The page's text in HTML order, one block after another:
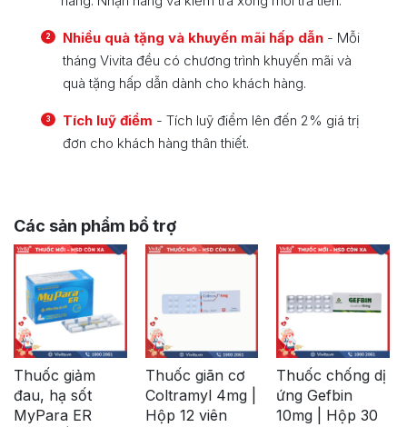
2 Nhiều quà tặng và khuyến mãi hấp dẫn - Mỗi
tháng Vivita đều có chương trình khuyến mãi và
quà tặng hấp dẫn dành cho khách hàng.
3 Tích luỹ điểm - Tích luỹ điểm lên đến 2% giá trị
đơn cho khách hàng thân thiết.
Các sản phẩm bổ trợ
Thuốc giảm
đau, hạ sốt
MyPara ER
Thuốc giãn cơ
Coltramyl 4mg |
Hộp 12 viên
Thuốc chống dị
ứng Gefbin
10mg | Hộp 30